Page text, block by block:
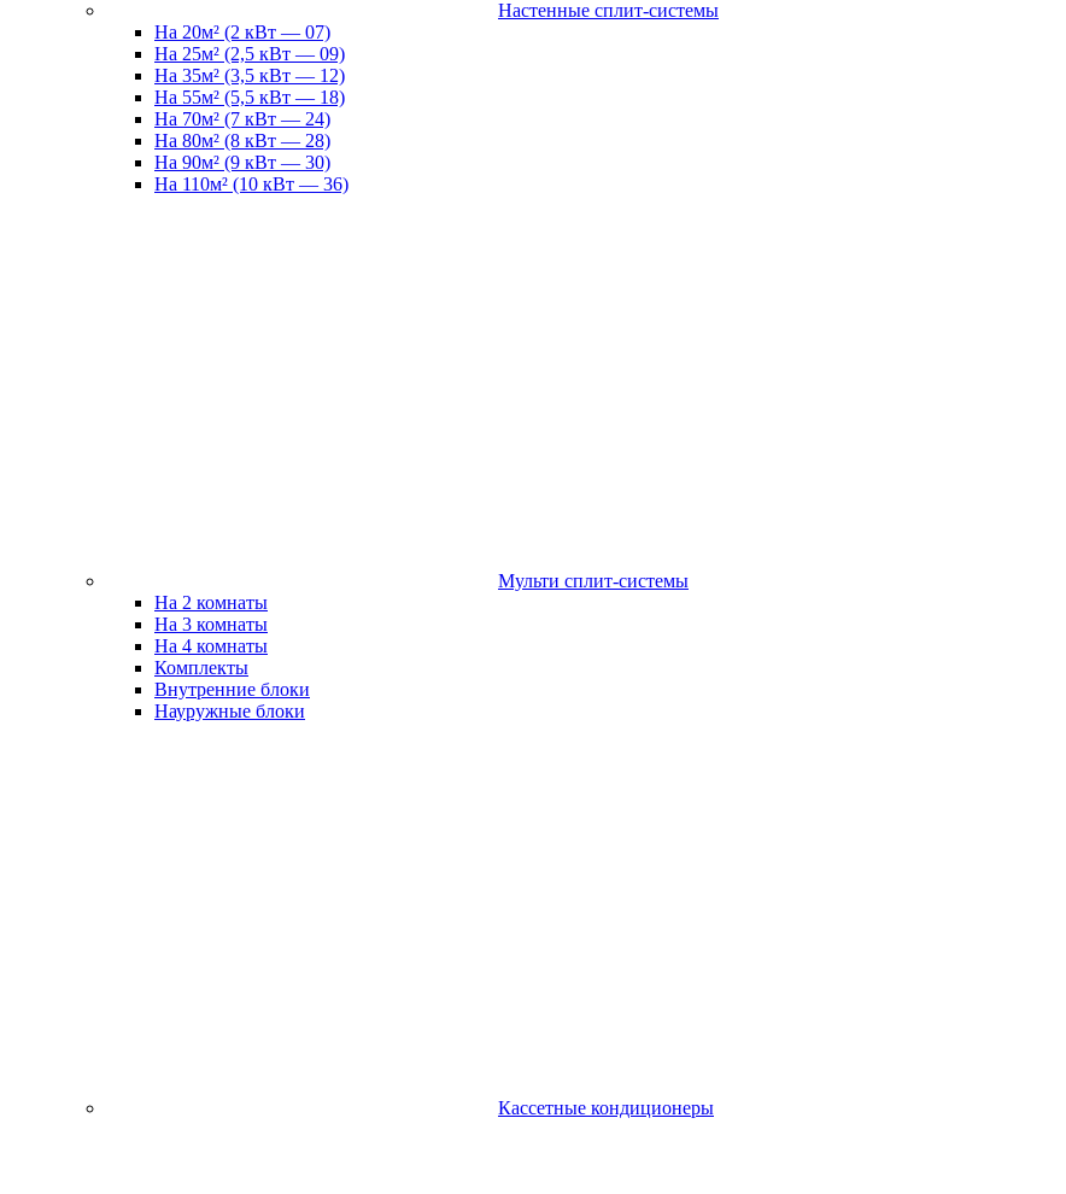
Настенные сплит-системы
На 20м² (2 кВт — 07)
На 25м² (2,5 кВт — 09)
На 35м² (3,5 кВт — 12)
На 55м² (5,5 кВт — 18)
На 70м² (7 кВт — 24)
На 80м² (8 кВт — 28)
На 90м² (9 кВт — 30)
На 110м² (10 кВт — 36)
Мульти сплит-системы
На 2 комнаты
На 3 комнаты
На 4 комнаты
Комплекты
Внутренние блоки
Науружные блоки
Кассетные кондиционеры